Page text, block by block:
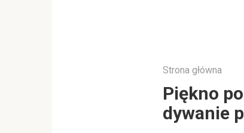
Strona główna
Piękno
dywanie